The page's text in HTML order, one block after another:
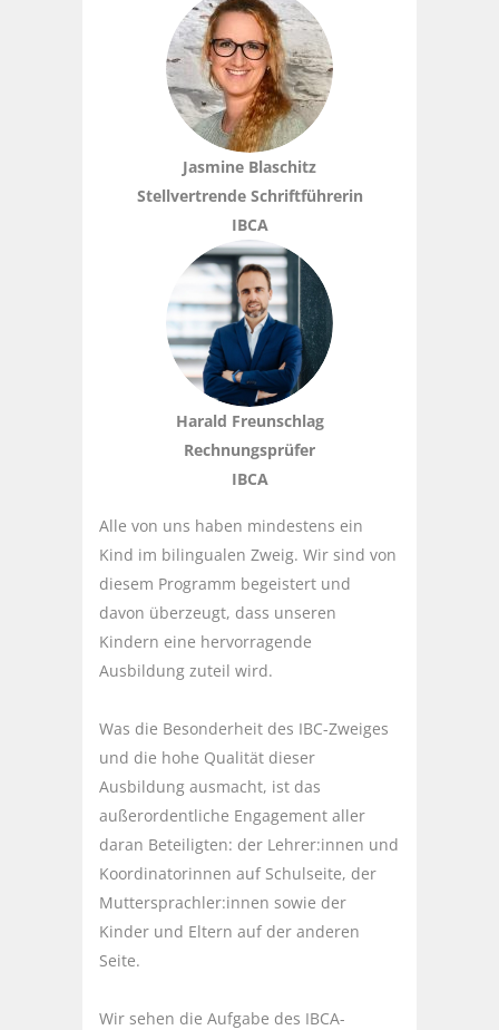
Jasmine Blaschitz
Stellvertrende Schriftführerin
IBCA
Harald Freunschlag
Rechnungsprüfer
IBCA
Alle von uns haben mindestens ein
Kind im bilingualen Zweig. Wir sind von
diesem Programm begeistert und
davon überzeugt, dass unseren
Kindern eine hervorragende
Ausbildung zuteil wird.
Was die Besonderheit des IBC-Zweiges
und die hohe Qualität dieser
Ausbildung ausmacht, ist das
außerordentliche Engagement aller
daran Beteiligten: der Lehrer:innen und
Koordinatorinnen auf Schulseite, der
Muttersprachler:innen sowie der
Kinder und Eltern auf der anderen
Seite.
Wir sehen die Aufgabe des IBCA-